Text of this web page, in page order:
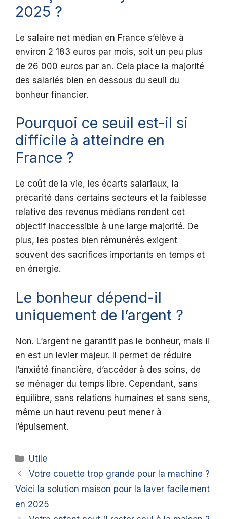
2025 ?
Le salaire net médian en France s’élève à
environ 2 183 euros par mois, soit un peu plus
de 26 000 euros par an. Cela place la majorité
des salariés bien en dessous du seuil du
bonheur financier.
Pourquoi ce seuil est-il si
difficile à atteindre en
France ?
Le coût de la vie, les écarts salariaux, la
précarité dans certains secteurs et la faiblesse
relative des revenus médians rendent cet
objectif inaccessible à une large majorité. De
plus, les postes bien rémunérés exigent
souvent des sacrifices importants en temps et
en énergie.
Le bonheur dépend-il
uniquement de l’argent ?
Non. L’argent ne garantit pas le bonheur, mais il
en est un levier majeur. Il permet de réduire
l’anxiété financière, d’accéder à des soins, de
se ménager du temps libre. Cependant, sans
équilibre, sans relations humaines et sans sens,
même un haut revenu peut mener à
l’épuisement.
Catégories
Utile
Votre couette trop grande pour la machine ?
Voici la solution maison pour la laver facilement
en 2025